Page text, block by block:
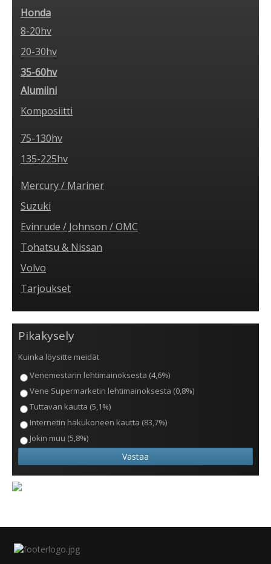
Honda
8-20hv
20-30hv
35-60hv
Alumiini
Komposiitti
75-130hv
135-225hv
Mercury / Mariner
Suzuki
Evinrude / Johnson / OMC
Tohatsu & Nissan
Volvo
Tarjoukset
Pikakysely
Kuinka löysitte meidät
Venemestarin lehtimainoksesta (4,6%)
Vene Supermarketin lehtimainoksesta (0,8%)
Tuttavan kautta (5,1%)
Internetin hakukoneen kautta (83,7%)
Jokin muu (5,8%)